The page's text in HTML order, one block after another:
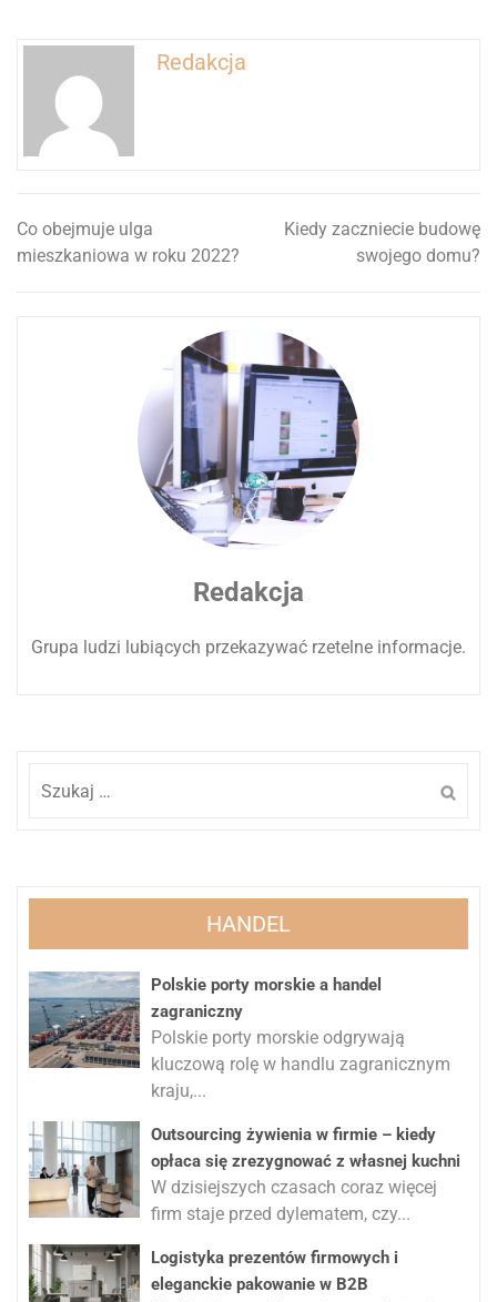
Redakcja
Nawigacja
Co obejmuje ulga
mieszkaniowa w roku 2022?
Kiedy zaczniecie budowę
swojego domu?
Redakcja
Grupa ludzi lubiących przekazywać rzetelne informacje.
HANDEL
Polskie porty morskie a handel
zagraniczny
Polskie porty morskie odgrywają
kluczową rolę w handlu zagranicznym
kraju,...
Outsourcing żywienia w firmie – kiedy
opłaca się zrezygnować z własnej kuchni
W dzisiejszych czasach coraz więcej
firm staje przed dylematem, czy...
Logistyka prezentów firmowych i
eleganckie pakowanie w B2B